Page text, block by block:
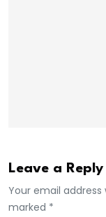
Leave a Reply
Your email address
marked *